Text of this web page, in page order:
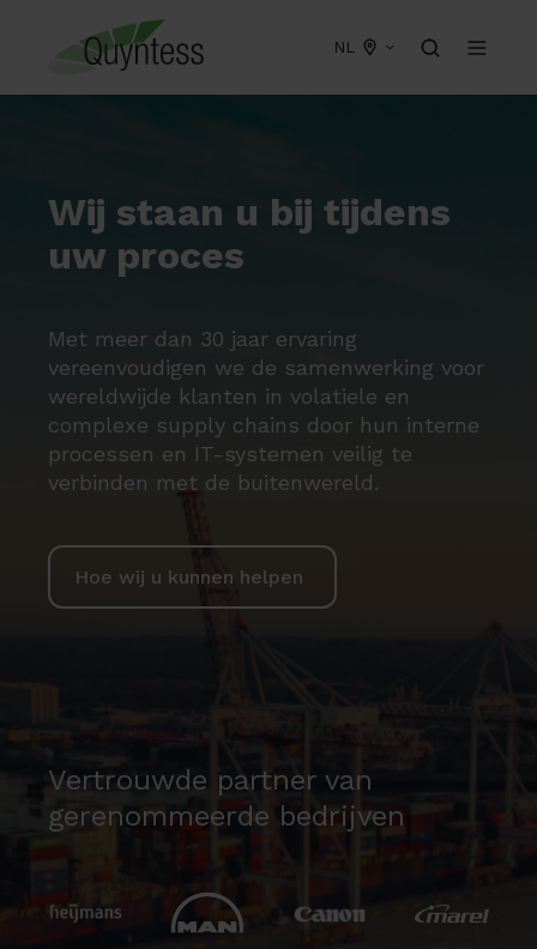
NL
Wij staan u bij tijdens
uw proces
Met meer dan 30 jaar ervaring
vereenvoudigen we de samenwerking voor
wereldwijde klanten in volatiele en
complexe supply chains door hun interne
processen en IT-systemen veilig te
verbinden met de buitenwereld.
Hoe wij u kunnen helpen
Vertrouwde partner van
gerenommeerde bedrijven